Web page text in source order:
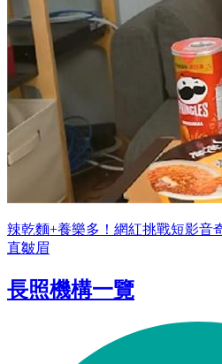
辣乾麵+養樂多！網紅挑戰短影
直皺眉
長照機構一覽